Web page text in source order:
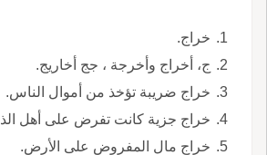
خراج.
ج، أخراج وأخرجة ، جج أخاريج.
خراج ضريبة تؤخذ من أموال الناس.
خراج جزية كانت تفرض على أهل
خراج مال المفروض على الأرض.